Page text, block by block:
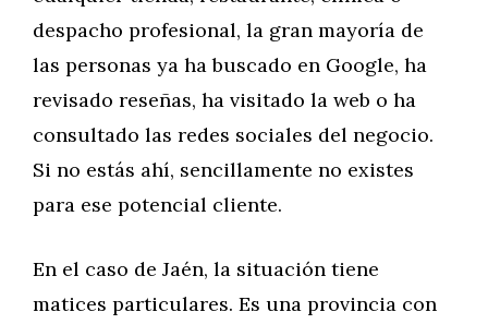
despacho profesional, la gran mayoría de
las personas ya ha buscado en Google, ha
revisado reseñas, ha visitado la web o ha
consultado las redes sociales del negocio.
Si no estás ahí, sencillamente no existes
para ese potencial cliente.
En el caso de Jaén, la situación tiene
matices particulares. Es una provincia con